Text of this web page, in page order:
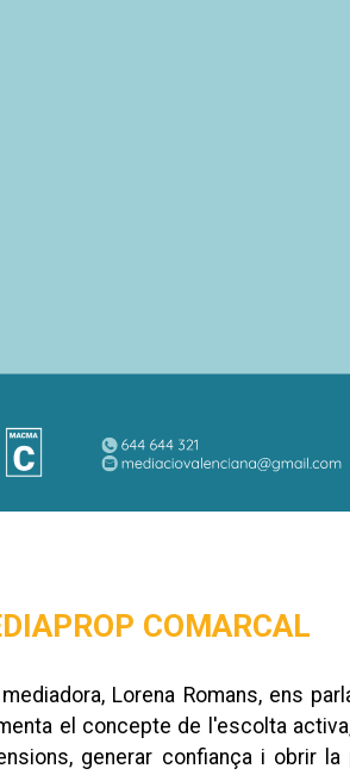
COMARCAL
Lorena Romans, ens
el concepte de l'escolta
generar confiança i obrir la